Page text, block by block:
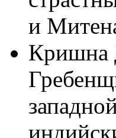
и
Кришна